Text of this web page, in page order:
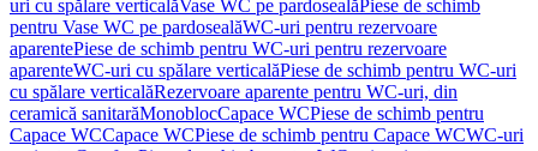
uri cu spălare verticalăVase WC pe pardosealăPiese de schimb
pentru Vase WC pe pardosealăWC-uri pentru rezervoare
aparentePiese de schimb pentru WC-uri pentru rezervoare
aparenteWC-uri cu spălare verticalăPiese de schimb pentru WC-uri
cu spălare verticalăRezervoare aparente pentru WC-uri, din
ceramică sanitarăMonoblocCapace WCPiese de schimb pentru
Capace WCCapace WCPiese de schimb pentru Capace WCWC-uri